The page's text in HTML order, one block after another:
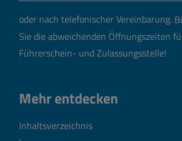
oder nach telefonischer Vereinbarung.
Sie die abweichenden Öffnungszeiten
Führerschein- und Zulassungsstelle!
Mehr entdecken
Inhaltsverzeichnis